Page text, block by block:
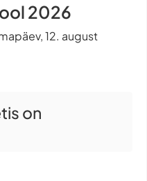
2026
12. august
on